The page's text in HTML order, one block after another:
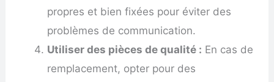
propres et bien fixées pour éviter des
problèmes de communication.
Utiliser des pièces de qualité : En cas de
remplacement, opter pour des